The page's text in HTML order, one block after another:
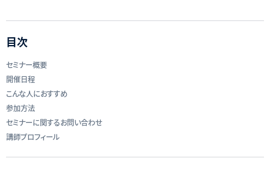
目次
セミナー概要
開催日程
こんな人におすすめ
参加方法
セミナーに関するお問い合わせ
講師プロフィール